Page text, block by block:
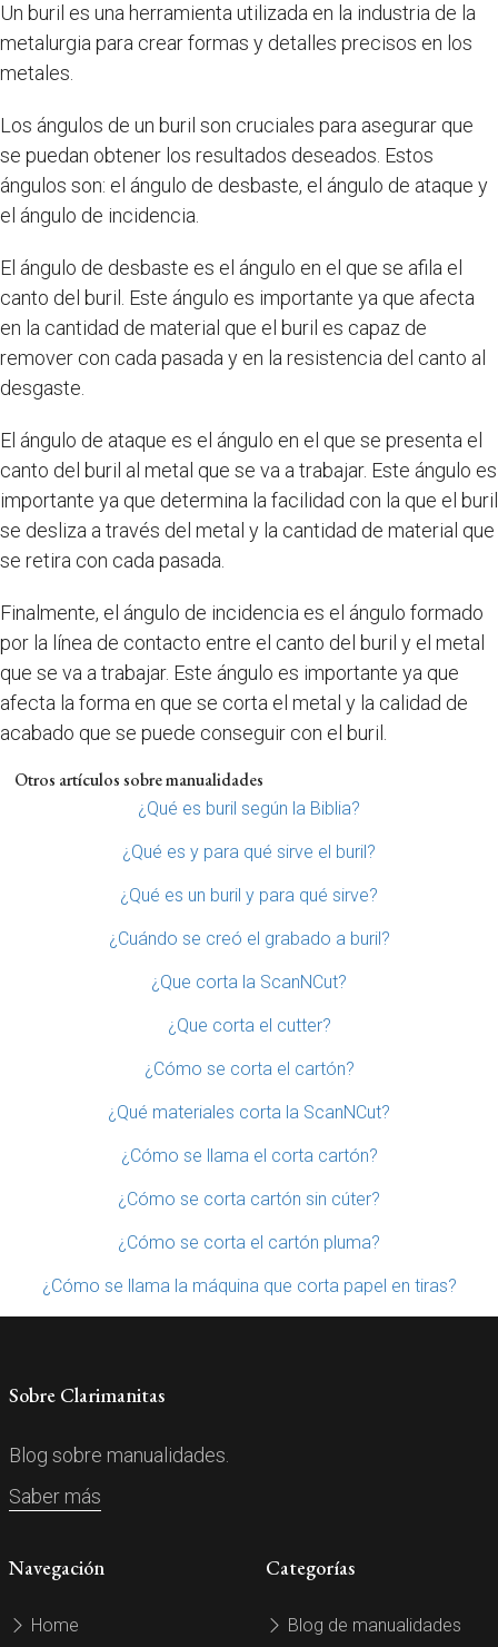
Un buril es una herramienta utilizada en la industria de la
metalurgia para crear formas y detalles precisos en los
metales.
Los ángulos de un buril son cruciales para asegurar que
se puedan obtener los resultados deseados. Estos
ángulos son: el ángulo de desbaste, el ángulo de ataque y
el ángulo de incidencia.
El ángulo de desbaste es el ángulo en el que se afila el
canto del buril. Este ángulo es importante ya que afecta
en la cantidad de material que el buril es capaz de
remover con cada pasada y en la resistencia del canto al
desgaste.
El ángulo de ataque es el ángulo en el que se presenta el
canto del buril al metal que se va a trabajar. Este ángulo es
importante ya que determina la facilidad con la que el buril
se desliza a través del metal y la cantidad de material que
se retira con cada pasada.
Finalmente, el ángulo de incidencia es el ángulo formado
por la línea de contacto entre el canto del buril y el metal
que se va a trabajar. Este ángulo es importante ya que
afecta la forma en que se corta el metal y la calidad de
acabado que se puede conseguir con el buril.
Otros artículos sobre manualidades
¿Qué es buril según la Biblia?
¿Qué es y para qué sirve el buril?
¿Qué es un buril y para qué sirve?
¿Cuándo se creó el grabado a buril?
¿Que corta la ScanNCut?
¿Que corta el cutter?
¿Cómo se corta el cartón?
¿Qué materiales corta la ScanNCut?
¿Cómo se llama el corta cartón?
¿Cómo se corta cartón sin cúter?
¿Cómo se corta el cartón pluma?
¿Cómo se llama la máquina que corta papel en tiras?
Sobre Clarimanitas
Blog sobre manualidades.
Saber más
Navegación
Home
Categorías
Blog de manualidades